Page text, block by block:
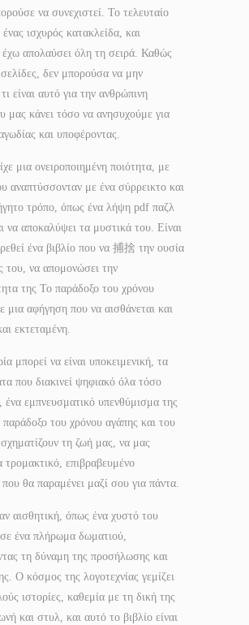
να συνεχιστεί. Το τελευταίο
ένας ισχυρός κατακλείδα, και
έχω απολαύσει όλη τη σειρά. Καθώς
σελίδες, δεν μπορούσα να μην
είναι αυτό για την ανθρώπινη
μας κάνει τόσο να ανησυχούμε για
και υποφέροντας.
μια ονειροποιημένη ποιότητα, με
αναπτύσσονταν με ένα σύρρεικτο και
τρόπο, όπως ένα λήψη pdf παζλ
να αποκαλύψει τα μυστικά του. Είναι
ένα βιβλίο που να 捕捨 την ουσία
του, να απομονώσει την
της Το παράδοξο του χρόνου
μια αφήγηση που να αισθάνεται και
εκτεταμένη.
μπορεί να είναι υποκειμενική, τα
που διακινεί ψηφιακό όλα τόσο
ένα εμπνευσματικό υπενθύμισμα της
του χρόνου αγάπης και του
τη ζωή μας, να μας
τρομακτικό, επιβραβευμένο
θα παραμένει μαζί σου για πάντα.
αισθητική, όπως ένα χυστό του
ένα πλήρωμα δωματιού,
τη δύναμη της προσήλωσης και
Ο κόσμος της λογοτεχνίας γεμίζει
ιστορίες, καθεμία με τη δική της
και στυλ, και αυτό το βιβλίο είναι